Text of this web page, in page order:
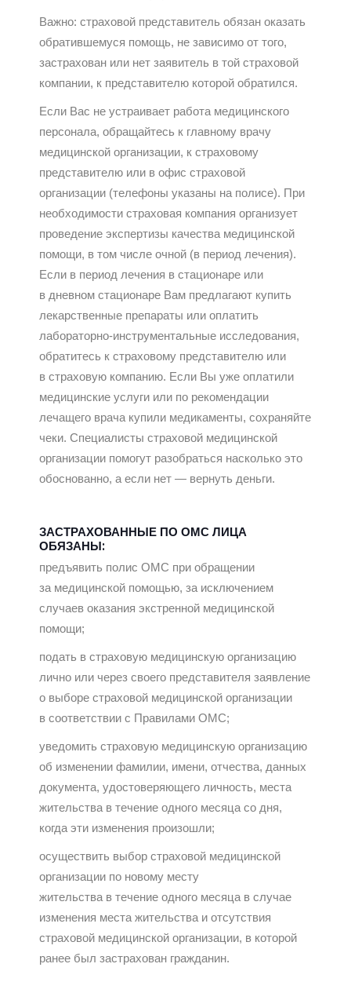
Важно: страховой представитель обязан оказать
обратившемуся помощь, не зависимо от того,
застрахован или нет заявитель в той страховой
компании, к представителю которой обратился.
Если Вас не устраивает работа медицинского
персонала, обращайтесь к главному врачу
медицинской организации, к страховому
представителю или в офис страховой
организации (телефоны указаны на полисе). При
необходимости страховая компания организует
проведение экспертизы качества медицинской
помощи, в том числе очной (в период лечения).
Если в период лечения в стационаре или
в дневном стационаре Вам предлагают купить
лекарственные препараты или оплатить
лабораторно-инструментальные исследования,
обратитесь к страховому представителю или
в страховую компанию. Если Вы уже оплатили
медицинские услуги или по рекомендации
лечащего врача купили медикаменты, сохраняйте
чеки. Специалисты страховой медицинской
организации помогут разобраться насколько это
обоснованно, а если нет — вернуть деньги.
ЗАСТРАХОВАННЫЕ ПО ОМС ЛИЦА
ОБЯЗАНЫ:
предъявить полис ОМС при обращении
за медицинской помощью, за исключением
случаев оказания экстренной медицинской
помощи;
подать в страховую медицинскую организацию
лично или через своего представителя заявление
о выборе страховой медицинской организации
в соответствии с Правилами ОМС;
уведомить страховую медицинскую организацию
об изменении фамилии, имени, отчества, данных
документа, удостоверяющего личность, места
жительства в течение одного месяца со дня,
когда эти изменения произошли;
осуществить выбор страховой медицинской
организации по новому месту
жительства в течение одного месяца в случае
изменения места жительства и отсутствия
страховой медицинской организации, в которой
ранее был застрахован гражданин.